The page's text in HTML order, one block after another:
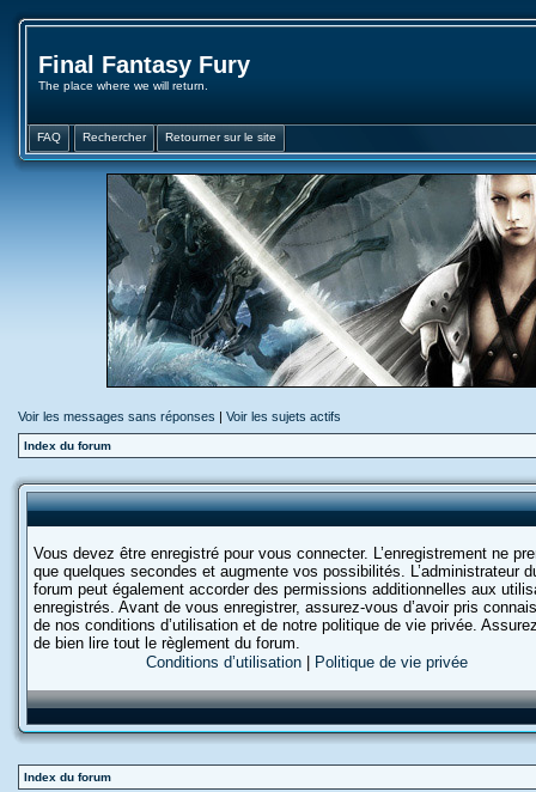
Final Fantasy Fury
The place where we will return.
FAQ Rechercher Retourner sur le site
Voir les messages sans réponses | Voir les sujets actifs
Index du forum
Vous devez être enregistré pour vous connecter. L’enregistrement ne
que quelques secondes et augmente vos possibilités. L’administrateur
forum peut également accorder des permissions additionnelles aux
enregistrés. Avant de vous enregistrer, assurez-vous d’avoir pris
de nos conditions d’utilisation et de notre politique de vie privée.
de bien lire tout le règlement du forum.
Conditions d’utilisation
Politique de vie privée
Index du forum